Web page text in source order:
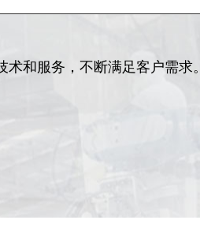
和服务，不断满足客户需求。